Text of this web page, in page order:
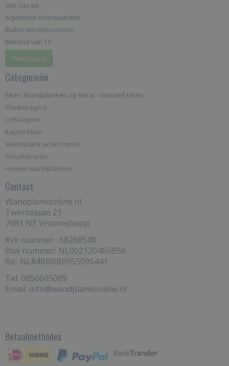
Wie zijn wij
Algemene Voorwaarden
Ruilen en retourneren
Bekend van TV
Herroeping
Categorieën
Eiken Wandplanken op Maat - Massief Eiken
Plankdragers
Loftlampen
Kapstokken
Wandplank accessoires
Schuifdeuren
Houten wandplanken
Contact
Wandplankonline.nl
Twentelaan 21
7681 NE Vroomshoop
Kvk nummer : 68268548
Btw nummer: NL002120465B56
Bic: NL84RBRB0955095441
Tel: 0850605089
Email: info@wandplankonline.nl
Betaalmethodes